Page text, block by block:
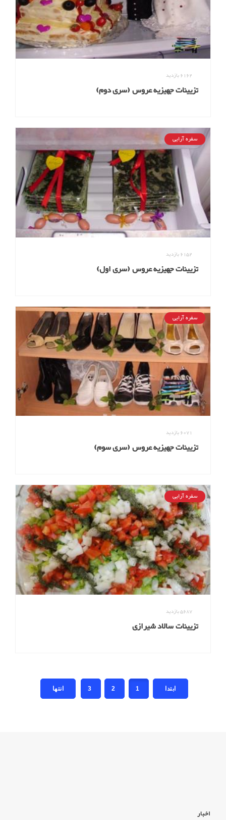
6162بازدید
تزیینات جهیزیه عروس (سری دوم)
سفره آرایی
6152بازدید
تزیینات جهیزیه عروس (سری اول)
سفره آرایی
6071بازدید
تزیینات جهیزیه عروس (سری سوم)
سفره آرایی
5687بازدید
تزیینات سالاد شیرازی
1
2
3
اخبار